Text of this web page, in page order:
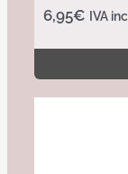
6,95€ IVA